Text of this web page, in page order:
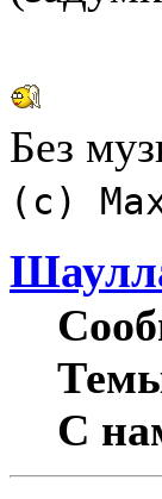
Без
(с)
С